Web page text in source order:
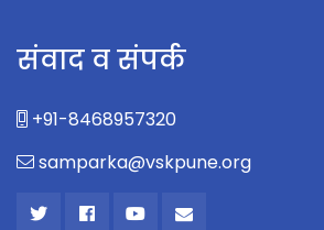
संवाद व संपर्क
+91-8468957320
samparka@vskpune.org